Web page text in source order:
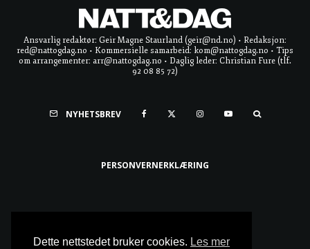
Ansvarlig redaktør: Geir Magne Staurland (geir@nd.no) • Redaksjon:
red@nattogdag.no • Kommersielle samarbeid: kom@nattogdag.no • Tips
om arrangementer: arr@nattogdag.no • Daglig leder: Christian Fure (tlf.
92 08 85 72)
NYHETSBREV
PERSONVERNERKLÆRING
Dette nettstedet bruker cookies. Les mer